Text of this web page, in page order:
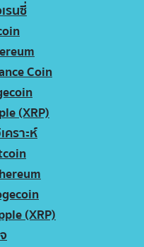
รนซี่
Coin
(XRP)
คราะห์
(XRP)